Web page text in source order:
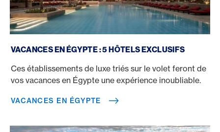
VACANCES EN ÉGYPTE : 5 HÔTELS EXCLUSIFS
Ces établissements de luxe triés sur le volet feront de
vos vacances en Égypte une expérience inoubliable.
VACANCES EN ÉGYPTE